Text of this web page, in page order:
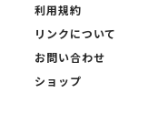
利用規約
リンクについて
お問い合わせ
ショップ